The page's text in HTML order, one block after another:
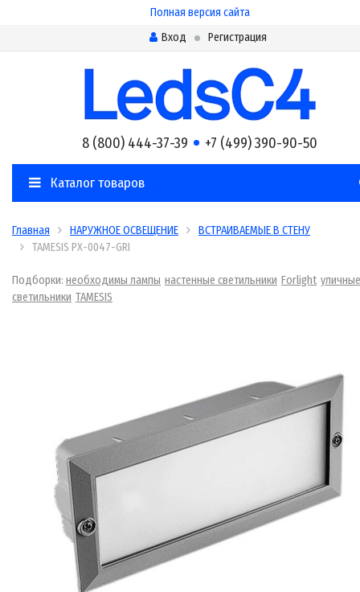
Полная версия сайта
Вход
Регистрация
8 (800) 444-37-39 +7 (499) 390-90-50
Каталог товаров
Главная НАРУЖНОЕ ОСВЕЩЕНИЕ
ВСТРАИВАЕМЫЕ В СТЕНУ
TAMESIS PX-0047-GRI
Подборки: необходимы лампы настенные светильники Forlight уличные
светильники TAMESIS